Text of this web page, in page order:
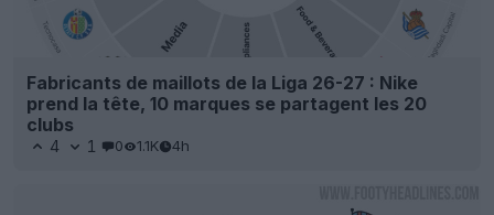
Fabricants de maillots de la Liga 26-27 : Nike
prend la tête, 10 marques se partagent les 20
clubs
4 1 0 1.1K 4h